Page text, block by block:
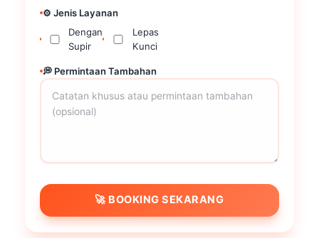
⚙️ Jenis Layanan
Dengan
Supir
Lepas
Kunci
💭 Permintaan Tambahan
🚀 BOOKING SEKARANG